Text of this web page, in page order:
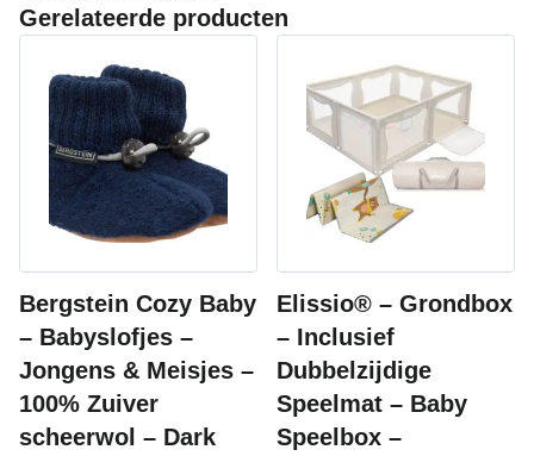
Gerelateerde producten
Bergstein Cozy Baby
– Babyslofjes –
Jongens & Meisjes –
100% Zuiver
scheerwol – Dark
Elissio® – Grondbox
– Inclusief
Dubbelzijdige
Speelmat – Baby
Speelbox –